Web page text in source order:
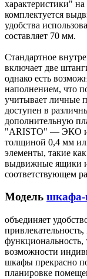
характеристики"
комплектуется
удобства
составляет 70 мм.
Стандартное
включает две
однако есть
наполнением, что
учитывает личные
доступен в
дополнительную
"ARISTO" — ЭКО и
толщиной 0,4 мм
элементы, такие
выдвижные ящики
соответствующем
Модель шкафа-
объединяет
возможности
шкафы прекрасно
планировке